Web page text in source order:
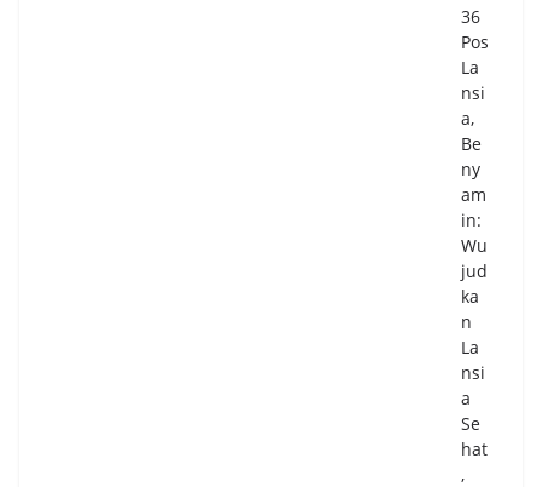
36
Pos
La
nsi
a,
Be
ny
am
in:
Wu
jud
ka
n
La
nsi
a
Se
hat
,